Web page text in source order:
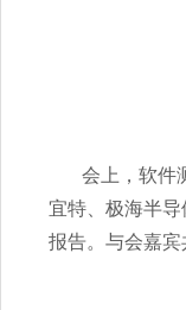
会上，软件
宜特、极海半
报告。与会嘉